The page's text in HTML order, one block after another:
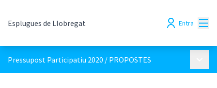
Esplugues de Llobregat Entra
Pressupost Participatiu 2020 / PROPOSTES